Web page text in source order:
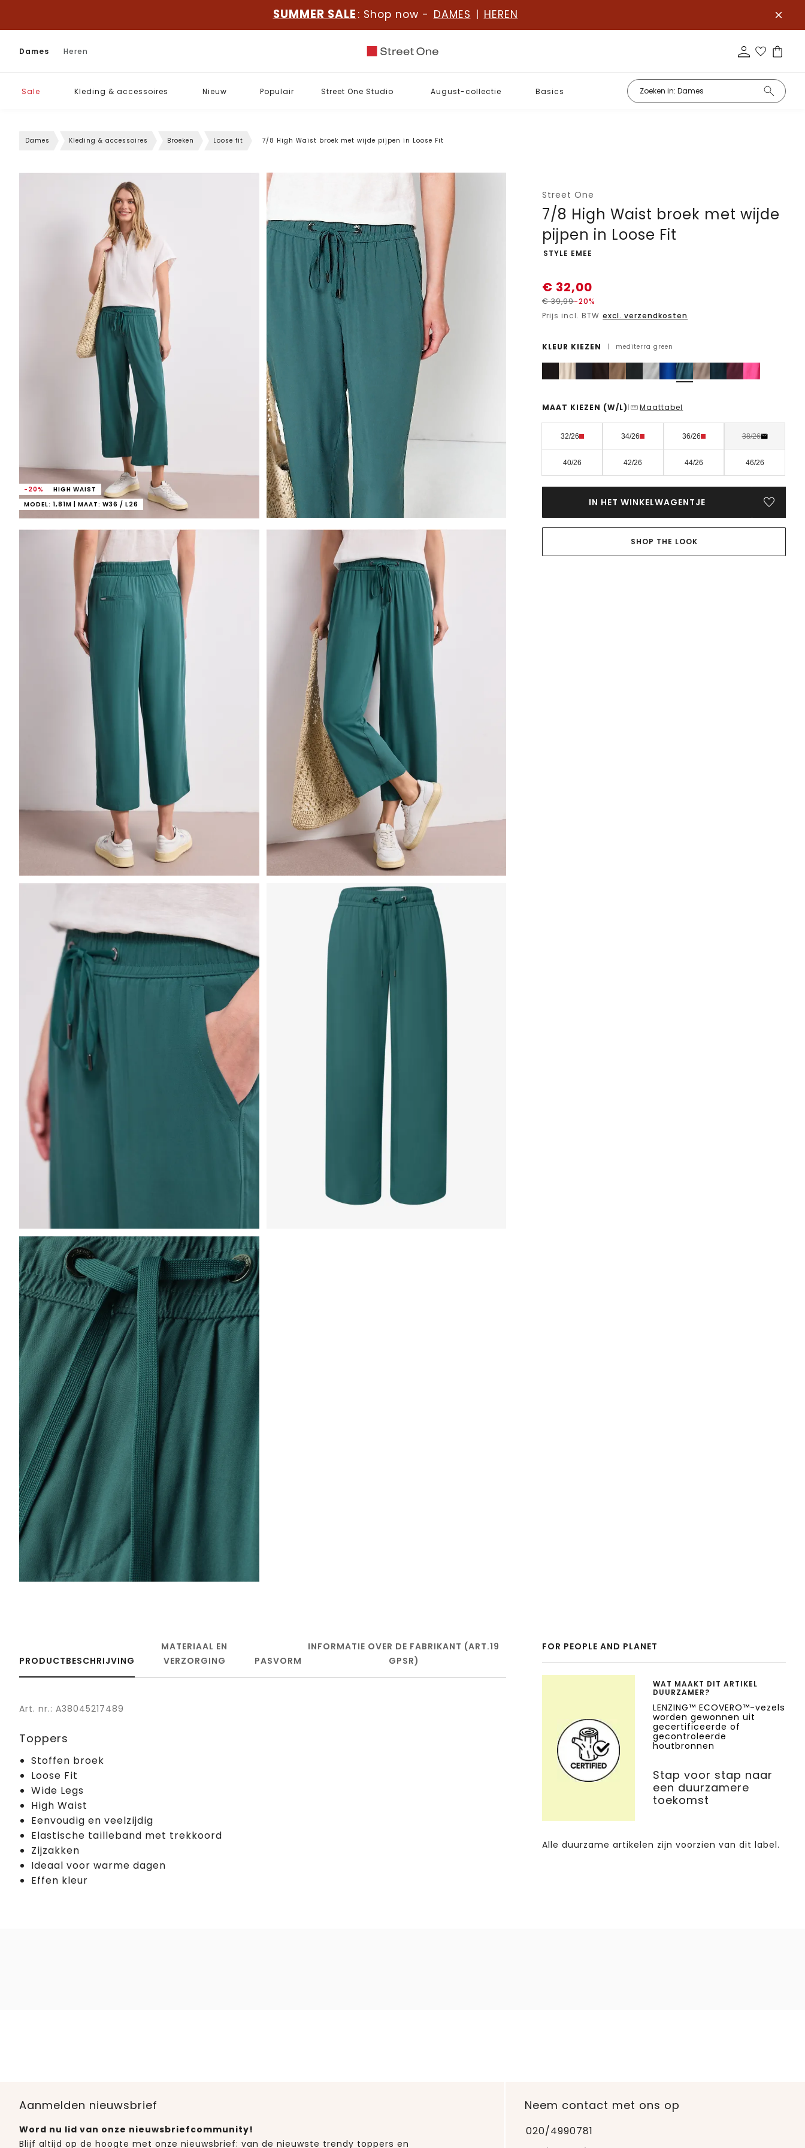
SUMMER SALE : Shop now - DAMES | HEREN
Dames Heren
Sale Kleding & accessoires Nieuw Populair Street One Studio August-collectie Basics
Dames Kleding & accessoires Broeken Loose fit 7/8 High Waist broek met wijde pijpen in Loose Fit
-20%
HIGH WAIST
MODEL: 1,81M | MAAT: W36 / L26
Street One
7/8 High Waist broek met wijde
pijpen in Loose Fit
-
STYLE EMEE
€ 32,00
€39,99-20%
Prijs incl. BTW excl. verzendkosten
KLEUR KIEZEN | mediterra green
MAAT KIEZEN (W/L) | Maattabel
32/26 34/26 36/26 38/26
40/26 42/26 44/26 46/26
IN HET WINKELWAGENTJE
SHOP THE LOOK
PRODUCTBESCHRIJVING
MATERIAAL EN
VERZORGING
PASVORM
INFORMATIE OVER DE FABRIKANT (ART.19
GPSR)
Art. nr.: A38045217489
Toppers
Stoffen broek
Loose Fit
Wide Legs
High Waist
Eenvoudig en veelzijdig
Elastische tailleband met trekkoord
Zijzakken
Ideaal voor warme dagen
Effen kleur
FOR PEOPLE AND PLANET
WAT MAAKT DIT ARTIKEL
DUURZAMER?
LENZING™ ECOVERO™-vezels
worden gewonnen uit
gecertificeerde of
gecontroleerde
houtbronnen
Stap voor stap naar
een duurzamere
toekomst
Alle duurzame artikelen zijn voorzien van dit label.
Aanmelden nieuwsbrief
Word nu lid van onze nieuwsbriefcommunity!
Blijf altijd op de hoogte met onze nieuwsbrief: van de nieuwste trendy toppers en
Neem contact met ons op
020/4990781